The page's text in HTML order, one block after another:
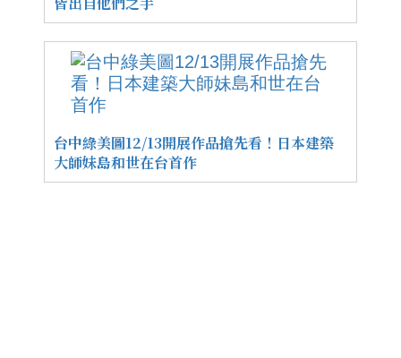
台中綠美圖12/13開展作品搶先看！日本建築
大師妹島和世在台首作